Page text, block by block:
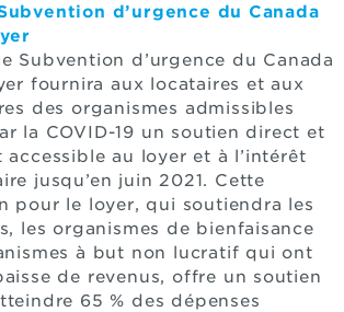
d’urgence du Canada
Subvention d’urgence du Canada
fournira aux locataires et aux
des organismes admissibles
la COVID-19 un soutien direct et
accessible au loyer et à l’intérêt
jusqu’en juin 2021. Cette
pour le loyer, qui soutiendra les
les organismes de bienfaisance
à but non lucratif qui ont
de revenus, offre un soutien
65 % des dépenses